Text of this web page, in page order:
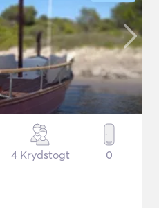
4 Krydstogt 0